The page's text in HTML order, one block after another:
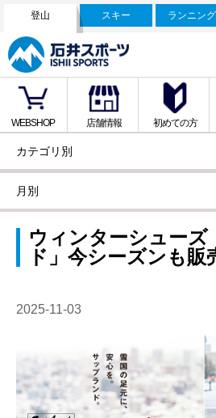
登山 スキー ランニング
WEBSHOP 店舗情報 初めての方
カテゴリ別
月別
ウィンターシューズ
ド」今シーズンも販
2025-11-03